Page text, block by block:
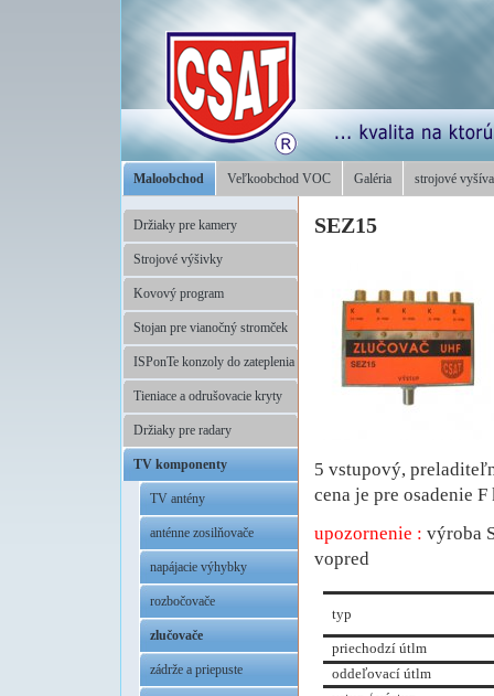
Maloobchod Veľkoobchod VOC Galéria strojové
Držiaky pre kamery
Strojové výšivky
Kovový program
Stojan pre vianočný stromček
ISPonTe konzoly do zateplenia
Tieniace a odrušovacie kryty
Držiaky pre radary
TV komponenty
TV antény
anténne zosilňovače
napájacie výhybky
rozbočovače
zlučovače
zádrže a priepuste
SEZ15
5 vstupový,
cena je pre osadenie
upozornenie : výroba
vopred
typ
priechodzí útlm
oddeľovací útlm